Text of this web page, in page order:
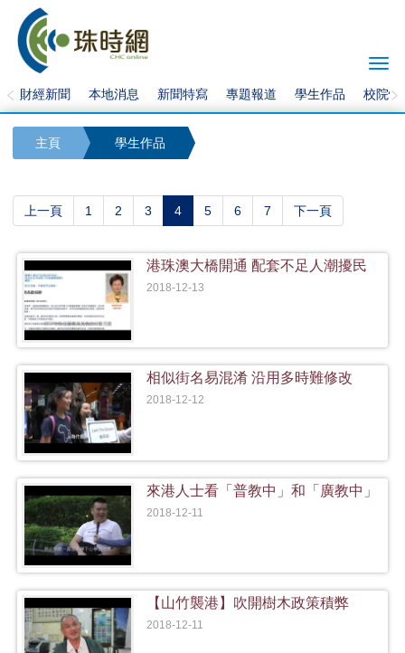
財經新聞 本地消息 新聞特寫 專題報道 學生作品 校院快
主頁 學生作品
上一頁 1 2 3 4(current)
5 6 7 下一頁
港珠澳大橋開通 配套不足人潮擾民
2018-12-13
相似街名易混淆 沿用多時難修改
2018-12-12
來港人士看「普教中」和「廣教中」
2018-12-11
【山竹襲港】吹開樹木政策積弊
2018-12-11